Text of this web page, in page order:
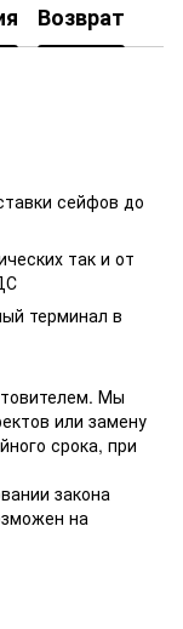
Возврат
сейфов до
так и от
терминал в
Мы
или замену
срока, при
закона
на